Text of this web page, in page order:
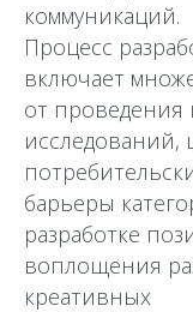
коммуникаций.
Процесс
включает
от проведения
исследований,
барьеры
разработке
воплощения
креативных